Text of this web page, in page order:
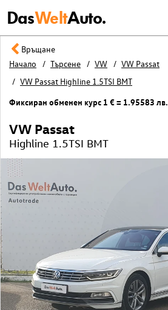
DasWeltAuto.
Връщане
Начало
Търсене VW
VW Passat
VW Passat Highline 1.5TSI BMT
Фиксиран обменен курс 1 € = 1.95583 лв.
VW Passat
Highline 1.5TSI BMT